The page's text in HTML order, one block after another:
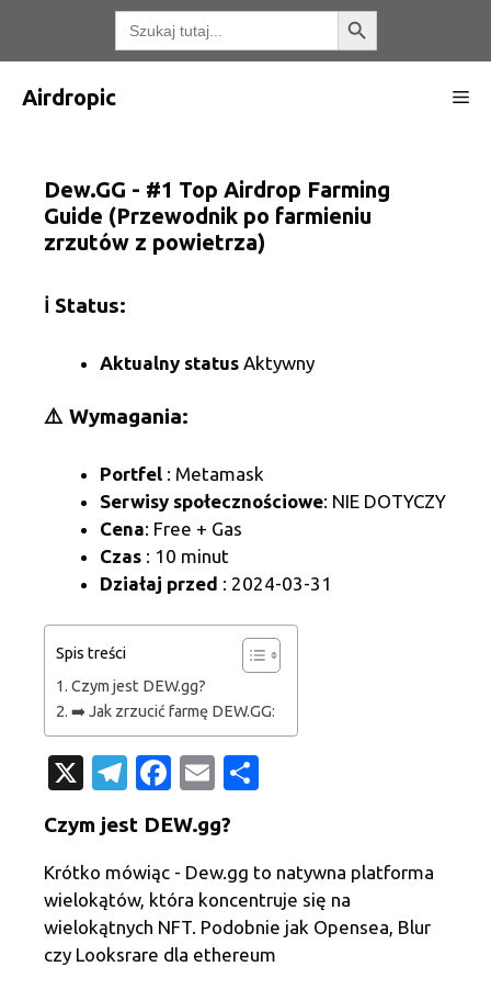
treści
Wyszukaj: Przycisk wyszukiwania
Airdropic
Dew.GG - #1 Top Airdrop Farming
Guide (Przewodnik po farmieniu
zrzutów z powietrza)
ℹ️ Status:
Aktualny status Aktywny
⚠️ Wymagania:
Portfel : Metamask
Serwisy społecznościowe: NIE DOTYCZY
Cena: Free + Gas
Czas : 10 minut
Działaj przed : 2024-03-31
Spis treści
Czym jest DEW.gg?
➡️ Jak zrzucić farmę DEW.GG:
X
T
el
e
gr
a
m
Fa
c
e
b
o
o
E
m
ail
e
Czym jest DEW.gg?
Krótko mówiąc - Dew.gg to natywna platforma
wielokątów, która koncentruje się na
wielokątnych NFT. Podobnie jak Opensea, Blur
czy Looksrare dla ethereum